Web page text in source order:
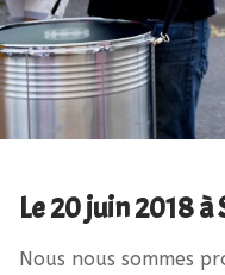
Le 20 juin 2018
Nous nous sommes